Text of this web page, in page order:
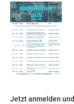
Jetzt anmelden